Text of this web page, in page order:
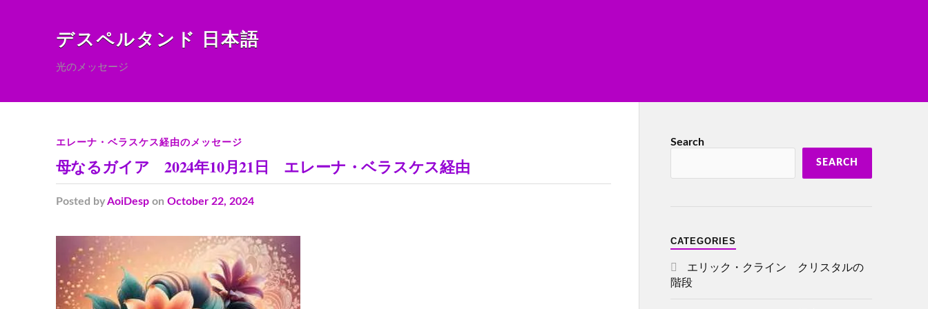
デスペルタンド 日本語
光のメッセージ
エレーナ・ベラスケス経由のメッセージ
母なるガイア 2024年10月21日 エレーナ・ベラスケス経由
Posted byAoiDesp on October 22, 2024
Search
SEARCH
CATEGORIES
エリック・クライン クリスタルの
階段